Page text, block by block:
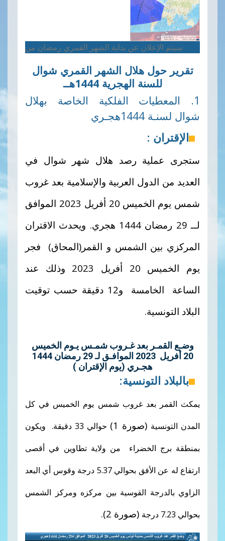
سيتم الإعلان عن بداية الشهر القمري رمضان من طرف سماحة مفتي
تقرير حول هلال الشهر القمري شوال
للسنة الهجرية 1444هــ
1. المعطيات الفلكية الخاصة بهلال
شوال لسنـة 1444هجـري
الإقتران :
ستجرى عملية رصد هلال شهر شوال في
العديد من الدول العربية والإسلامية بعد غروب
شمس يوم الخميس
20 أفريل 2023 الموافق
لــ 29
رمضان
ويحدث الاقتران
المركزي بين الشمس و القمر(المحاق) فجر
يوم الخميس 20 أفريل 2023 وذلك عند
الساعة الخامسة و12
دقيقة حسب توقيت
البلاد التونسية.
وضـع القمـر بعد غـروب شمـس يـوم الخميس
20 أفريل 2023 الموافـق لـ 29 رمضان 1444
هجـري (يوم الإقتران )
بالبلاد التونسية:
يمكث القمر بعد غروب شمس يوم الخميس في كل
المدن التونسية (صورة 1)
حوالي 33 دقيقة. ويكون
بمنطقة برج الخضراء من ولاية تطاوين في أقصى
ارتفاع له عن الأفق بحوالي 5.37 درجة وقوس أي البعد
الزاوي بالدرجة القوسية بين مركزه ومركز الشمس
بحوالي 7.23 درجة
(صورة 2).